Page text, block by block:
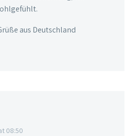
aus Deutschland
08:50